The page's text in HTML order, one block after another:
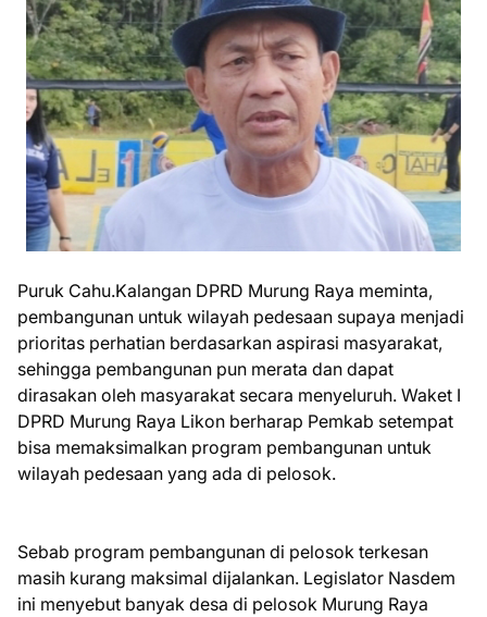
Puruk Cahu.Kalangan DPRD Murung Raya meminta,
pembangunan untuk wilayah pedesaan supaya menjadi
prioritas perhatian berdasarkan aspirasi masyarakat,
sehingga pembangunan pun merata dan dapat
dirasakan oleh masyarakat secara menyeluruh. Waket I
DPRD Murung Raya Likon berharap Pemkab setempat
bisa memaksimalkan program pembangunan untuk
wilayah pedesaan yang ada di pelosok.
Sebab program pembangunan di pelosok terkesan
masih kurang maksimal dijalankan. Legislator Nasdem
ini menyebut banyak desa di pelosok Murung Raya